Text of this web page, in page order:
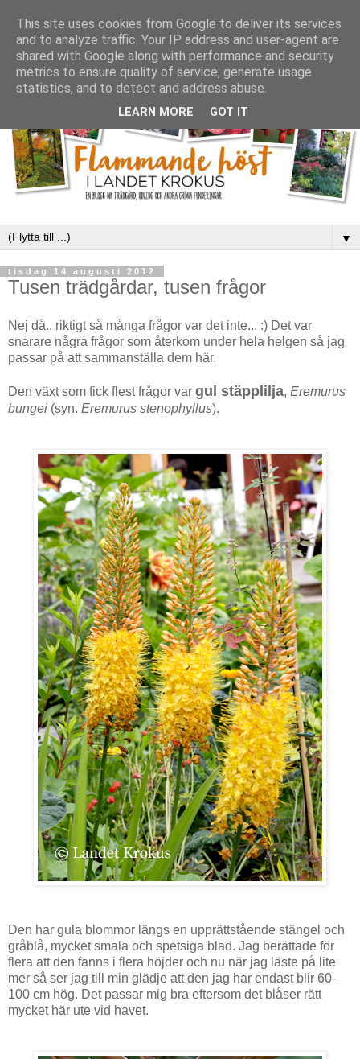
▼
tisdag 14 augusti 2012
Tusen trädgårdar, tusen frågor
Nej då.. riktigt så många frågor var det inte... :) Det var
snarare några frågor som återkom under hela helgen så jag
passar på att sammanställa dem här.
Den växt som fick flest frågor var gul stäpplilja, Eremurus
bungei (syn. Eremurus stenophyllus).
Den har gula blommor längs en upprättstående stängel och
gråblå, mycket smala och spetsiga blad. Jag berättade för
flera att den fanns i flera höjder och nu när jag läste på lite
mer så ser jag till min glädje att den jag har endast blir 60-
100 cm hög. Det passar mig bra eftersom det blåser rätt
mycket här ute vid havet.
This site uses cookies from Google to deliver its services
and to analyze traffic. Your IP address and user-agent are
shared with Google along with performance and security
metrics to ensure quality of service, generate usage
statistics, and to detect and address abuse.
LEARN MORE GOT IT